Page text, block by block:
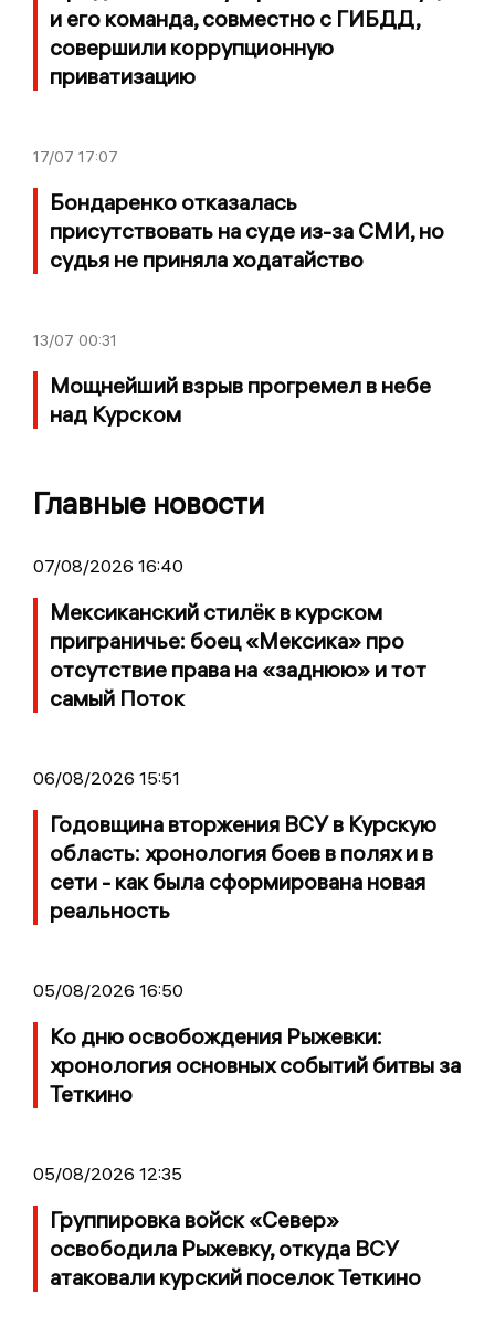
и его команда, совместно с ГИБДД,
совершили коррупционную
приватизацию
17/07 17:07
Бондаренко отказалась
присутствовать на суде из-за СМИ, но
судья не приняла ходатайство
13/07 00:31
Мощнейший взрыв прогремел в небе
над Курском
Главные новости
07/08/2026 16:40
Мексиканский стилёк в курском
приграничье: боец «Мексика» про
отсутствие права на «заднюю» и тот
самый Поток
06/08/2026 15:51
Годовщина вторжения ВСУ в Курскую
область: хронология боев в полях и в
сети - как была сформирована новая
реальность
05/08/2026 16:50
Ко дню освобождения Рыжевки:
хронология основных событий битвы за
Теткино
05/08/2026 12:35
Группировка войск «Север»
освободила Рыжевку, откуда ВСУ
атаковали курский поселок Теткино